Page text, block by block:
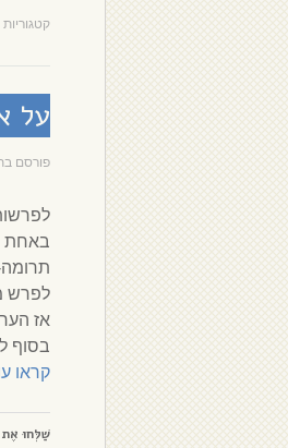
קטגוריות
על
פורסם
באחת
לפרש
אז
בסוף
קראו
שַׁלְּחוּ אֶת